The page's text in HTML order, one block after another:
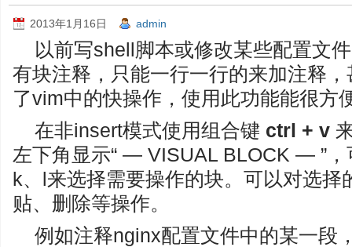
2013年1月16日 admin
以前写shell脚本或修改某些配置文
有块注释，只能一行一行的来加注释
了vim中的快操作，使用此功能能很方
在非insert模式使用组合键 ctrl + v
左下角显示“ — VISUAL BLOCK — ”
k、l来选择需要操作的块。可以对选择
贴、删除等操作。
例如注释nginx配置文件中的某一段